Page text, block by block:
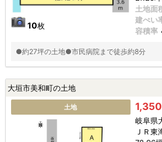
10枚
土地面
建ぺい
容積率
●約27坪の土地●市民病院まで徒歩約8分
大垣市美和町の土地
土地
岐阜県
ＪＲ